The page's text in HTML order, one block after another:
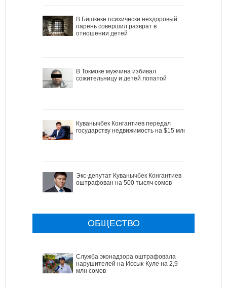
В Бишкеке психически нездоровый
парень совершил разврат в
отношении детей
В Токмоке мужчина избивал
сожительницу и детей лопатой
Куванычбек Конгантиев передал
государству недвижимость на $15 млн
Экс-депутат Куванычбек Конгантиев
оштрафован на 500 тысяч сомов
ОБЩЕСТВО
Служба эконадзора оштрафовала
нарушителей на Иссык-Куле на 2,9
млн сомов